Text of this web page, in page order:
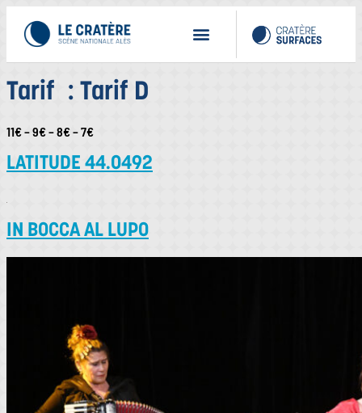
Tarif : Tarif D
11€ – 9€ – 8€ – 7€
LATITUDE 44.0492
IN BOCCA AL LUPO